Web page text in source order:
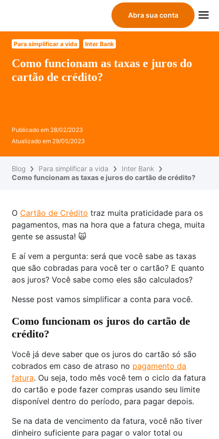
Abra sua conta
Para simplificar a vida Inter Bank
Como funcionam as taxas e juros do
cartão de crédito?
Publicado em 28/02/2023
Atualizado em 29/05/2023
Blog Para simplificar a vida
Inter Bank
Como funcionam as taxas e juros do cartão de crédito?
O Cartão de Crédito traz muita praticidade para os
pagamentos, mas na hora que a fatura chega, muita
gente se assusta! 🙀
E aí vem a pergunta: será que você sabe as taxas
que são cobradas para você ter o cartão? E quanto
aos juros? Você sabe como eles são calculados?
Nesse post vamos simplificar a conta para você.
Como funcionam os juros do cartão de
crédito?
Você já deve saber que os juros do cartão só são
cobrados em caso de atraso no pagamento da
fatura. Ou seja, todo mês você tem o ciclo da fatura
do cartão e pode fazer compras usando seu limite
disponível dentro do período, para pagar depois.
Se na data de vencimento da fatura, você não tiver
dinheiro suficiente para pagar o valor total ou